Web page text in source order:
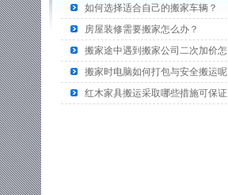
如何选择适合自己的搬家车辆？
房屋装修需要搬家怎么办？
搬家途中遇到搬家公司二次加价怎
搬家时电脑如何打包与安全搬运呢
红木家具搬运采取哪些措施可保证